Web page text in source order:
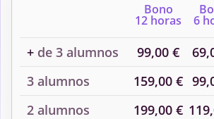
Bono
12 horas 6
+ de 3 alumnos 99,00 €
3 alumnos
159,00 €
2 alumnos
199,00 €